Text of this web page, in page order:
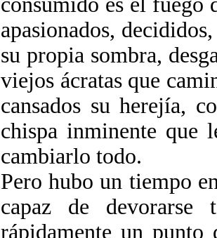
apasionados,
su propia sombra,
viejos ácratas que
cansados su herejía,
chispa inminente que
cambiarlo todo.
Pero hubo un tiempo
capaz de devorarse
rápidamente un